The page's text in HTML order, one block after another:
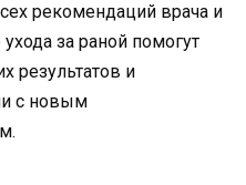
рекомендаций врача и
за раной помогут
результатов и
с новым